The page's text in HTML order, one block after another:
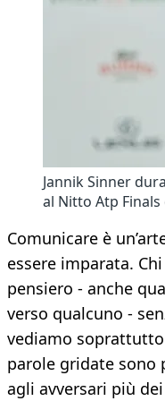
Jannik Sinner
al Nitto Atp
Comunicare è
essere imparata.
pensiero - anche
verso qualcuno -
vediamo
parole gridate sono
agli avversari più